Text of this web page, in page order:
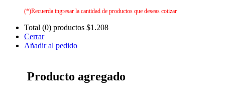
(*)Recuerda ingresar la cantidad de productos que deseas cotizar
Total (0) productos $1.208
Cerrar
Añadir al pedido
Producto agregado